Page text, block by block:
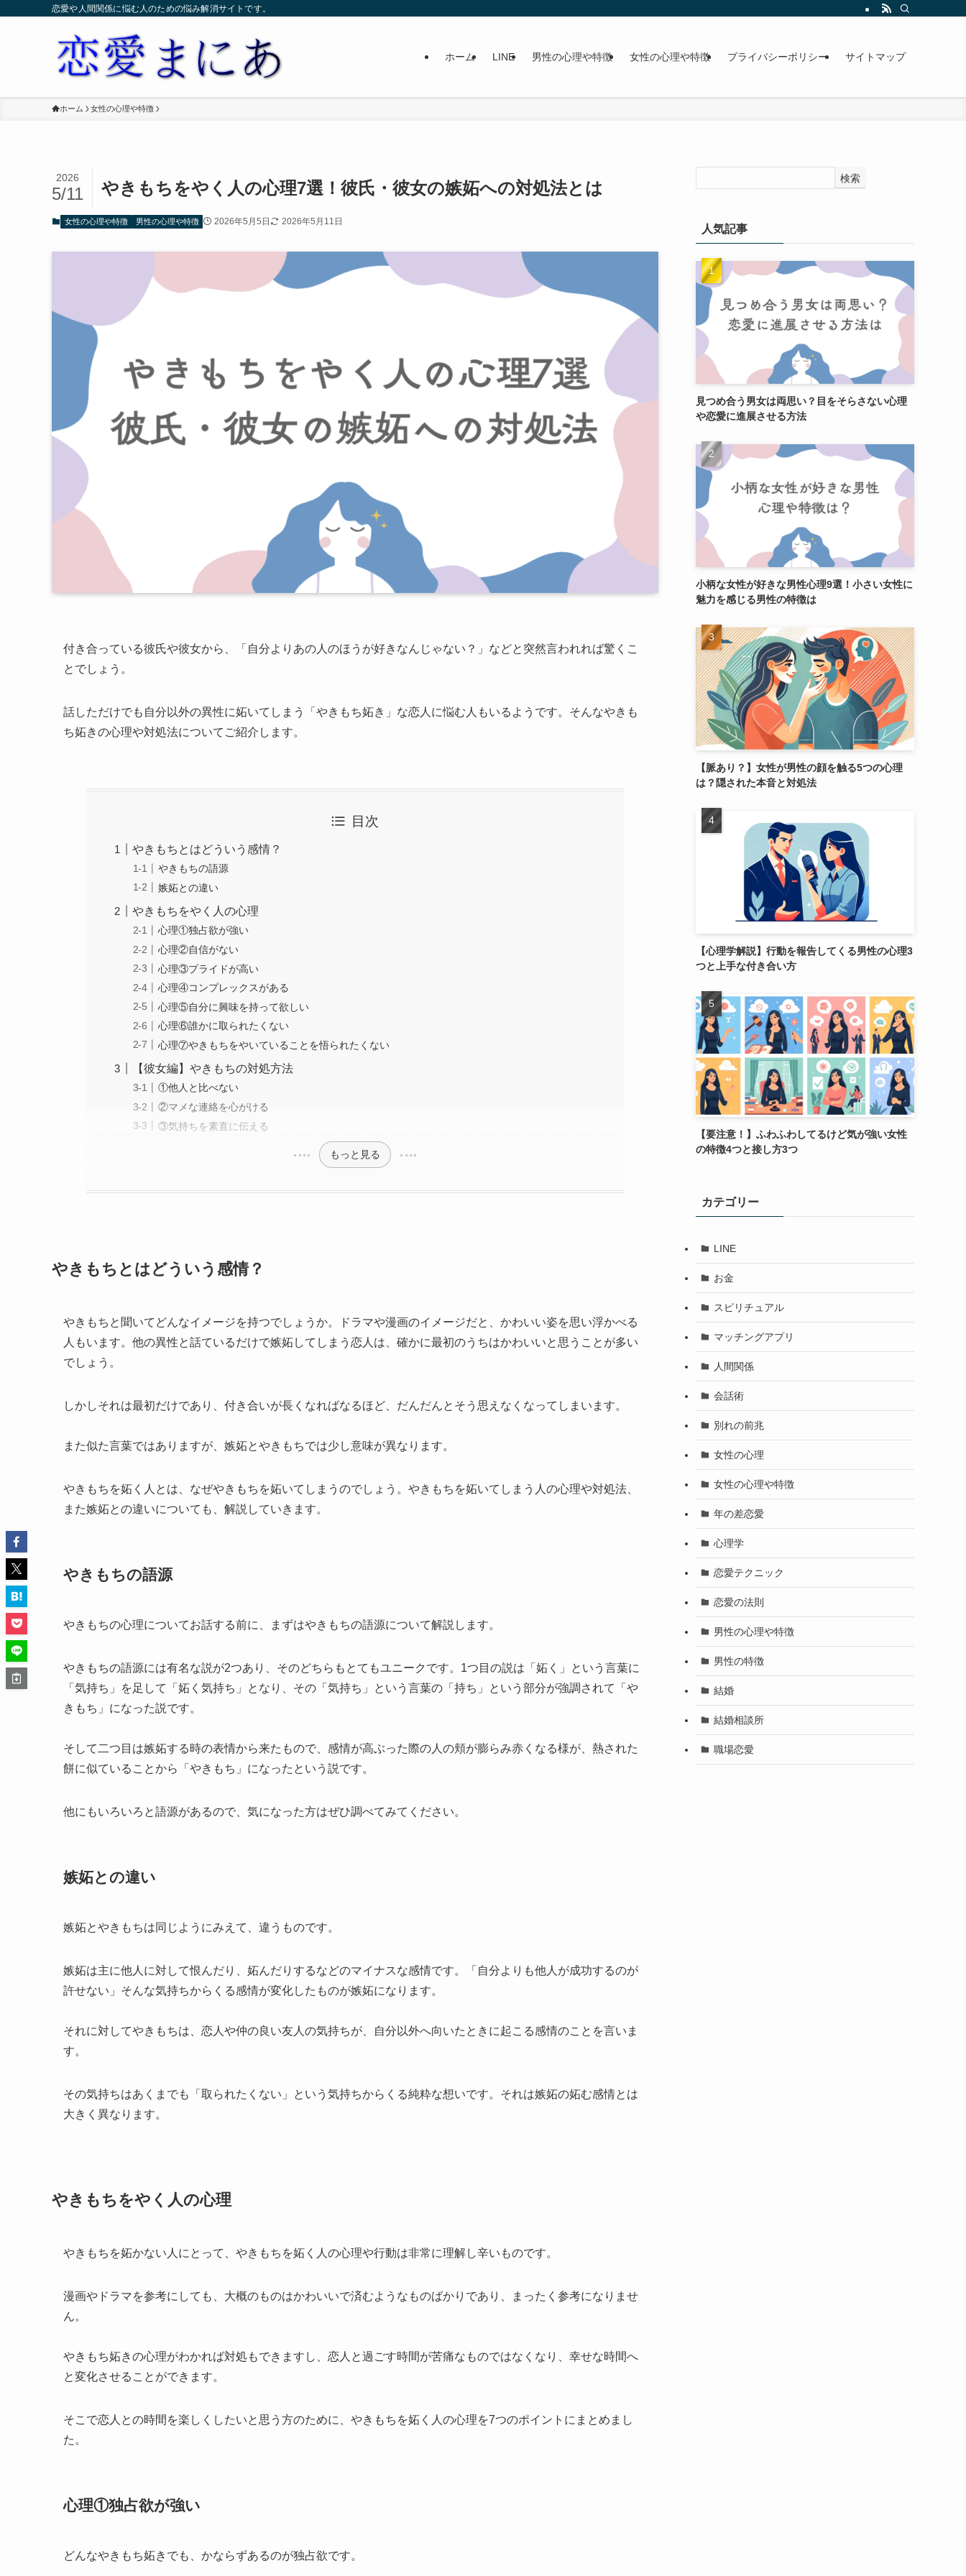
恋愛や人間関係に悩む人のための悩み解消サイトです。
ホーム LINE 男性の心理や特徴 女性の心理や特徴 プライバシーポリシー サイトマップ
ホーム 女性の心理や特徴
やきもちをやく人の心理7選！彼氏・彼女の嫉妬への対処法とは
2026
5/11
女性の心理や特徴 男性の心理や特徴 2026年5月5日 2026年5月11日
付き合っている彼氏や彼女から、「自分よりあの人のほうが好きなんじゃない？」などと突然言われれば驚くこ
とでしょう。
話しただけでも自分以外の異性に妬いてしまう「やきもち妬き」な恋人に悩む人もいるようです。そんなやきも
ち妬きの心理や対処法についてご紹介します。
目次
やきもちとはどういう感情？
やきもちの語源
嫉妬との違い
やきもちをやく人の心理
心理①独占欲が強い
心理②自信がない
心理③プライドが高い
心理④コンプレックスがある
心理⑤自分に興味を持って欲しい
心理⑥誰かに取られたくない
心理⑦やきもちをやいていることを悟られたくない
【彼女編】やきもちの対処方法
①他人と比べない
②マメな連絡を心がける
③気持ちを素直に伝える
もっと見る
やきもちとはどういう感情？
やきもちと聞いてどんなイメージを持つでしょうか。ドラマや漫画のイメージだと、かわいい姿を思い浮かべる
人もいます。他の異性と話ているだけで嫉妬してしまう恋人は、確かに最初のうちはかわいいと思うことが多い
でしょう。
しかしそれは最初だけであり、付き合いが長くなればなるほど、だんだんとそう思えなくなってしまいます。
また似た言葉ではありますが、嫉妬とやきもちでは少し意味が異なります。
やきもちを妬く人とは、なぜやきもちを妬いてしまうのでしょう。やきもちを妬いてしまう人の心理や対処法、
また嫉妬との違いについても、解説していきます。
やきもちの語源
やきもちの心理についてお話する前に、まずはやきもちの語源について解説します。
やきもちの語源には有名な説が2つあり、そのどちらもとてもユニークです。1つ目の説は「妬く」という言葉に
「気持ち」を足して「妬く気持ち」となり、その「気持ち」という言葉の「持ち」という部分が強調されて「や
きもち」になった説です。
そして二つ目は嫉妬する時の表情から来たもので、感情が高ぶった際の人の頬が膨らみ赤くなる様が、熱された
餅に似ていることから「やきもち」になったという説です。
他にもいろいろと語源があるので、気になった方はぜひ調べてみてください。
嫉妬との違い
嫉妬とやきもちは同じようにみえて、違うものです。
嫉妬は主に他人に対して恨んだり、妬んだりするなどのマイナスな感情です。「自分よりも他人が成功するのが
許せない」そんな気持ちからくる感情が変化したものが嫉妬になります。
それに対してやきもちは、恋人や仲の良い友人の気持ちが、自分以外へ向いたときに起こる感情のことを言いま
す。
その気持ちはあくまでも「取られたくない」という気持ちからくる純粋な想いです。それは嫉妬の妬む感情とは
大きく異なります。
やきもちをやく人の心理
やきもちを妬かない人にとって、やきもちを妬く人の心理や行動は非常に理解し辛いものです。
漫画やドラマを参考にしても、大概のものはかわいいで済むようなものばかりであり、まったく参考になりませ
ん。
やきもち妬きの心理がわかれば対処もできますし、恋人と過ごす時間が苦痛なものではなくなり、幸せな時間へ
と変化させることができます。
そこで恋人との時間を楽しくしたいと思う方のために、やきもちを妬く人の心理を7つのポイントにまとめまし
た。
心理①独占欲が強い
どんなやきもち妬きでも、かならずあるのが独占欲です。
検索
人気記事
見つめ合う男女は両思い？目をそらさない心理
や恋愛に進展させる方法
小柄な女性が好きな男性心理9選！小さい女性に
魅力を感じる男性の特徴は
【脈あり？】女性が男性の顔を触る5つの心理
は？隠された本音と対処法
【心理学解説】行動を報告してくる男性の心理3
つと上手な付き合い方
【要注意！】ふわふわしてるけど気が強い女性
の特徴4つと接し方3つ
カテゴリー
LINE
お金
スピリチュアル
マッチングアプリ
人間関係
会話術
別れの前兆
女性の心理
女性の心理や特徴
年の差恋愛
心理学
恋愛テクニック
恋愛の法則
男性の心理や特徴
男性の特徴
結婚
結婚相談所
職場恋愛